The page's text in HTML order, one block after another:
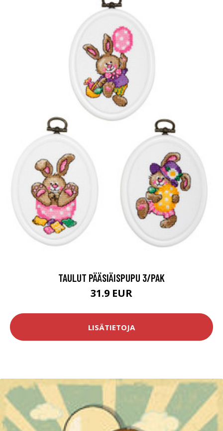
TAULUT PÄÄSIÄISPUPU 3/PAK
31.9 EUR
LISÄTIETOJA